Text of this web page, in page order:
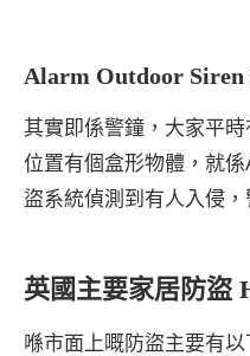
Alarm Outdoor Siren
其實即係警鐘，大家平
位置有個盒形物體，就
盜系統偵測到有人入侵，
英國主要家居防盜
喺市面上嘅防盜主要有